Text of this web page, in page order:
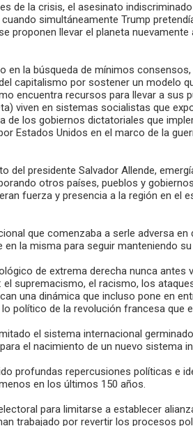
de la crisis, el asesinato
simultáneamente Trump
proponen llevar el planeta
en la búsqueda de mínimos
capitalismo por sostener un modelo
encuentra recursos para llevar a
viven en sistemas socialistas que
de los gobiernos dictatoriales que
Estados Unidos en el marco de la
del presidente Salvador Allende,
otros países, pueblos y
fuerza y presencia a la región en
que comenzaba a serle adversa
la misma para seguir manteniendo
de extrema derecha nunca
supremacismo, el racismo, los
una dinámica que incluso pone en
político de la revolución francesa
el sistema internacional
el nacimiento de un nuevo
profundas repercusiones políticas e
en los últimos 150 años.
para limitarse a establecer
trabajado por revertir los procesos